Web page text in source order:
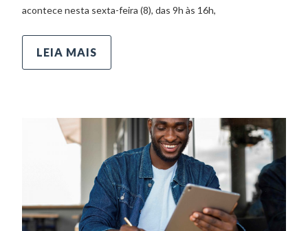
acontece nesta sexta-feira (8), das 9h às 16h,
LEIA MAIS